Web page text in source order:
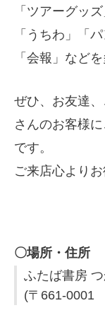
「ツアーグッ
「うちわ」「
「会報」など
ぜひ、お友達
さんのお客様
です。
ご来店心よりお
〇場所・住所
ふたば書房
(〒661-0001